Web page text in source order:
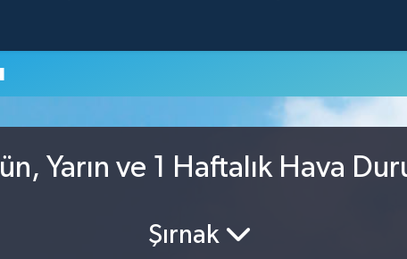
Yarın ve 1 Haftalık Hava
Şırnak